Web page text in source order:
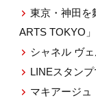
東京・神田を
ARTS TOKYO」
シャネル ヴ
LINEスタン
マキアージュ